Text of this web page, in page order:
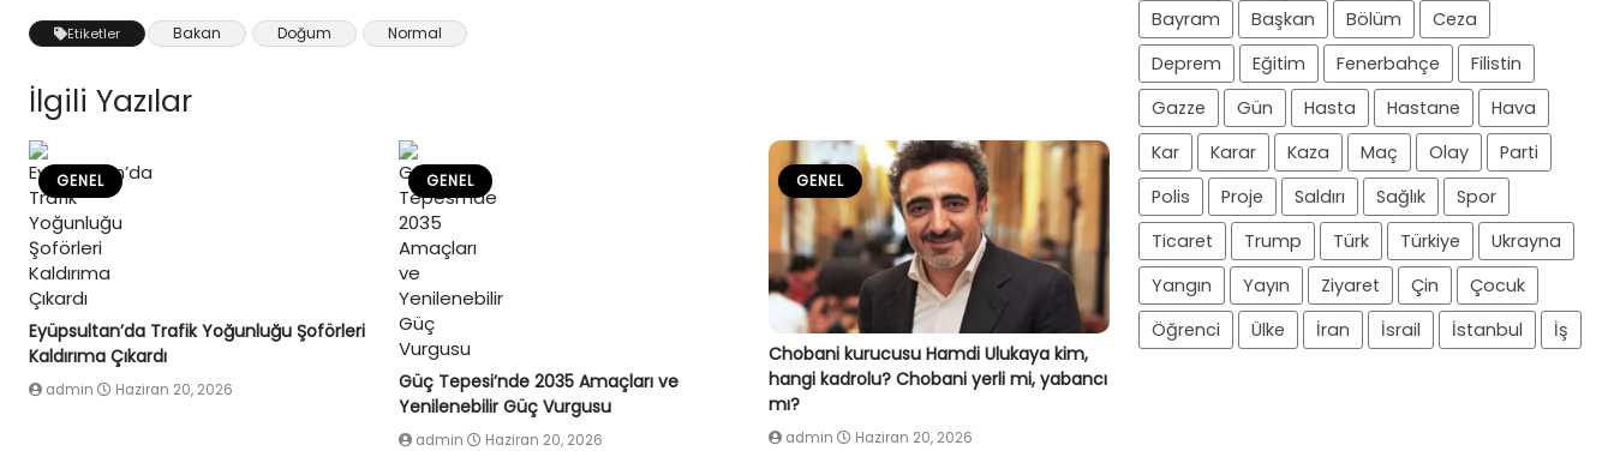
Etiketler Bakan Doğum Normal
İlgili Yazılar
GENEL
Eyüpsultan’da Trafik Yoğunluğu Şoförleri
Kaldırıma Çıkardı
admin Haziran 20, 2026
GENEL
Güç Tepesi’nde 2035 Amaçları ve
Yenilenebilir Güç Vurgusu
admin Haziran 20, 2026
GENEL
Chobani kurucusu Hamdi Ulukaya kim,
hangi kadrolu? Chobani yerli mi, yabancı
mı?
admin Haziran 20, 2026
Bayram
Başkan Bölüm
Ceza
Deprem
Eğitim Fenerbahçe
Filistin
Gazze
Gün Hasta Hastane
Hava
Kar
Karar Kaza Maç Olay
Parti
Polis
Proje Saldırı Sağlık
Spor
Ticaret
Trump Türk Türkiye
Ukrayna
Yangın
Yayın Ziyaret Çin
Çocuk
Öğrenci
Ülke İran İsrail İstanbul İş